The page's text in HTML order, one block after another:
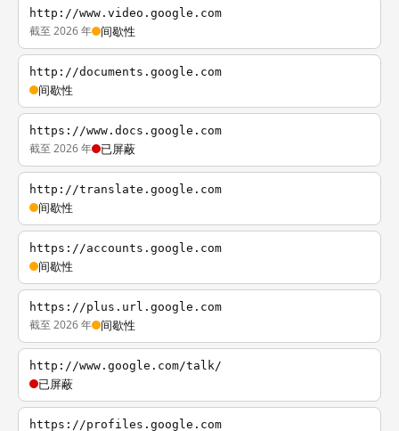
http://www.video.google.com
截至 2026 年 间歇性
http://documents.google.com
间歇性
https://www.docs.google.com
截至 2026 年 已屏蔽
http://translate.google.com
间歇性
https://accounts.google.com
间歇性
https://plus.url.google.com
截至 2026 年 间歇性
http://www.google.com/talk/
已屏蔽
https://profiles.google.com